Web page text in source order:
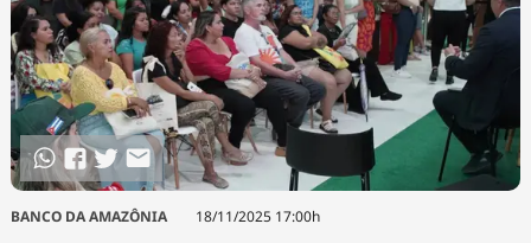
BANCO DA AMAZÔNIA 18/11/2025 17:00h